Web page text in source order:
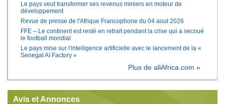
Le pays veut transformer ses revenus miniers en moteur de
développement
Revue de presse de l'Afrique Francophone du 04 aout 2026
FFE – Le continent est resté en retrait pendant la crise qui a secoué
le football mondial
Le pays mise sur l'intelligence artificielle avec le lancement de la «
Senegal AI Factory »
Plus de allAfrica.com »
Avis et Annonces